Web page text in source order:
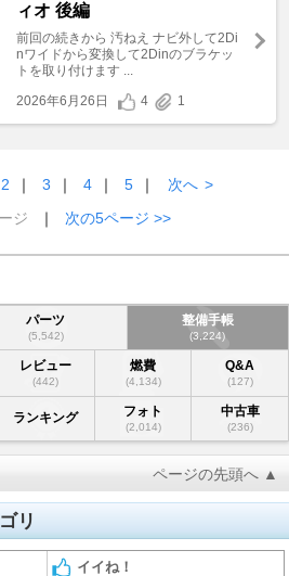
ィオ 後編
前回の続きから 汚ねえ ナビ外して2Di
nワイドから変換して2Dinのブラケッ
トを取り付けます ...
2026年6月26日
4 1
2 ｜ 3 ｜ 4 ｜ 5 ｜ 次へ >
ジ
｜ 次の5ページ >>
パーツ
(5,542)
整備手帳
(3,224)
レビュー
(442)
燃費
(4,134)
Q&A
(127)
ランキング フォト
(2,014)
中古車
(236)
ページの先頭へ ▲
リ
イイね！